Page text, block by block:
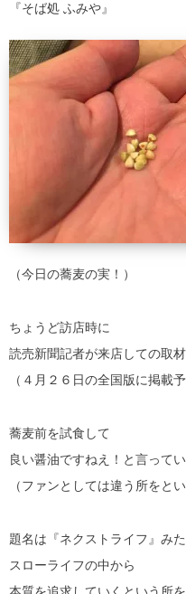
『そば処 ふみや』
（今日の蕎麦の実！）
ちょうど訪店時に
読売新聞記者が来店しての取材
（４月２６日の全国版に掲載予
蕎麦前を試食して
良い醤油ですねえ！と言ってい
（ファンとしては違う所をと
題名は『ネクストライフ』み
スローライフの中から